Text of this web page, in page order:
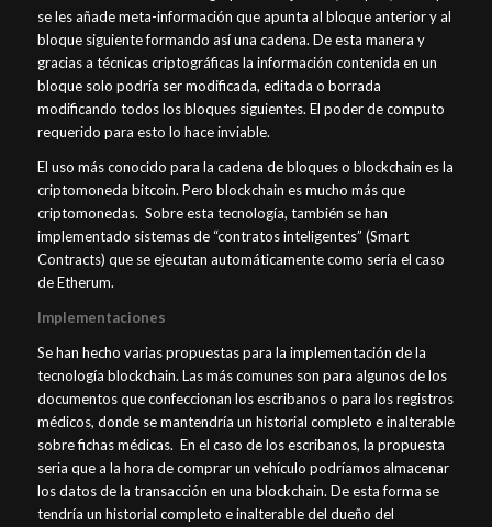
se les añade meta-información que apunta al bloque anterior y al
bloque siguiente formando así una cadena. De esta manera y
gracias a técnicas criptográficas la información contenida en un
bloque solo podría ser modificada, editada o borrada
modificando todos los bloques siguientes. El poder de computo
requerido para esto lo hace inviable.
El uso más conocido para la cadena de bloques o blockchain es la
criptomoneda bitcoin. Pero blockchain es mucho más que
criptomonedas. Sobre esta tecnología, también se han
implementado sistemas de “contratos inteligentes” (Smart
Contracts) que se ejecutan automáticamente como sería el caso
de Etherum.
Implementaciones
Se han hecho varias propuestas para la implementación de la
tecnología blockchain. Las más comunes son para algunos de los
documentos que confeccionan los escribanos o para los registros
médicos, donde se mantendría un historial completo e inalterable
sobre fichas médicas. En el caso de los escribanos, la propuesta
seria que a la hora de comprar un vehículo podríamos almacenar
los datos de la transacción en una blockchain. De esta forma se
tendría un historial completo e inalterable del dueño del